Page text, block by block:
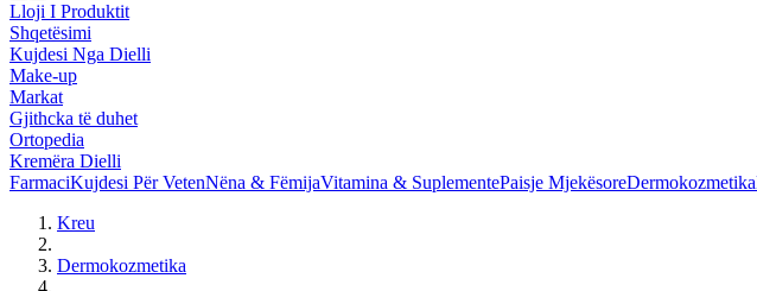
Lloji I Produktit
Shqetësimi
Kujdesi Nga Dielli
Make-up
Markat
Gjithcka të duhet
Ortopedia
Kremëra Dielli
FarmaciKujdesi Për VetenNëna & FëmijaVitamina & SuplementePaisje MjekësoreDermokozmetika
Kreu
Dermokozmetika